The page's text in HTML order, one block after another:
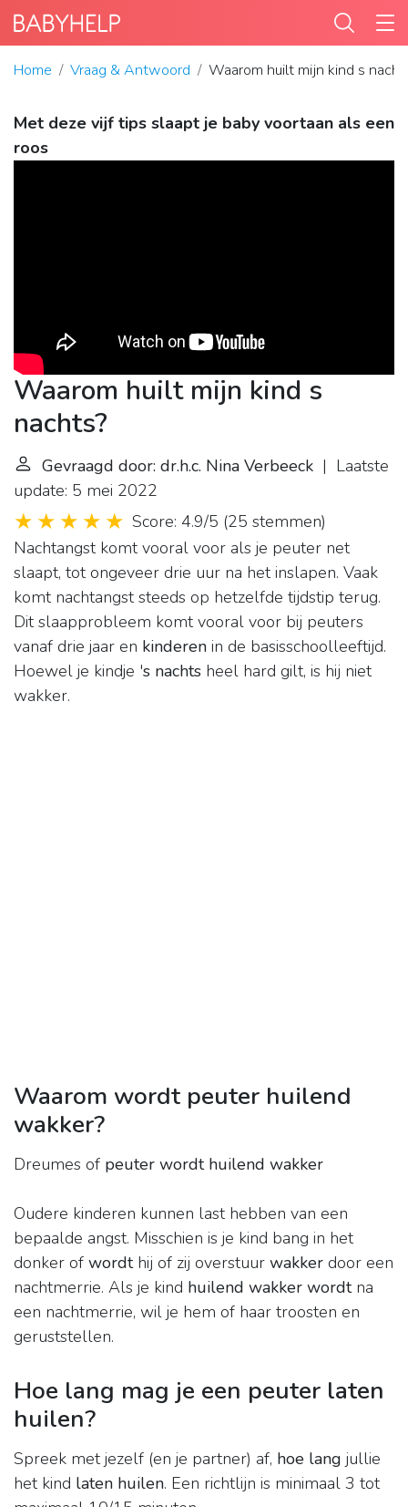
Home Vraag & Antwoord Waarom huilt mijn kind s
Met deze vijf tips slaapt je baby voortaan als een
roos
Waarom huilt mijn kind s
nachts?
Gevraagd door: dr.h.c. Nina Verbeeck | Laatste
update: 5 mei 2022
Score: 4.9/5 (25 stemmen)
Nachtangst komt vooral voor als je peuter net
slaapt, tot ongeveer drie uur na het inslapen. Vaak
komt nachtangst steeds op hetzelfde tijdstip terug.
Dit slaapprobleem komt vooral voor bij peuters
vanaf drie jaar en kinderen in de basisschoolleeftijd.
Hoewel je kindje 's nachts heel hard gilt, is hij niet
wakker.
Waarom wordt peuter huilend
wakker?
Dreumes of peuter wordt huilend wakker
Oudere kinderen kunnen last hebben van een
bepaalde angst. Misschien is je kind bang in het
donker of wordthij of zij overstuur wakker door een
nachtmerrie. Als je kind huilend wakker wordtna
een nachtmerrie, wil je hem of haar troosten en
geruststellen.
Hoe lang mag je een peuter laten
huilen?
Spreek met jezelf (en je partner) af, hoe lang jullie
het kind laten huilen. Een richtlijn is minimaal 3 tot